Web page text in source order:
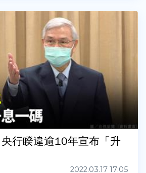
行睽違逾10年宣布「升
2022.03.17 17:05